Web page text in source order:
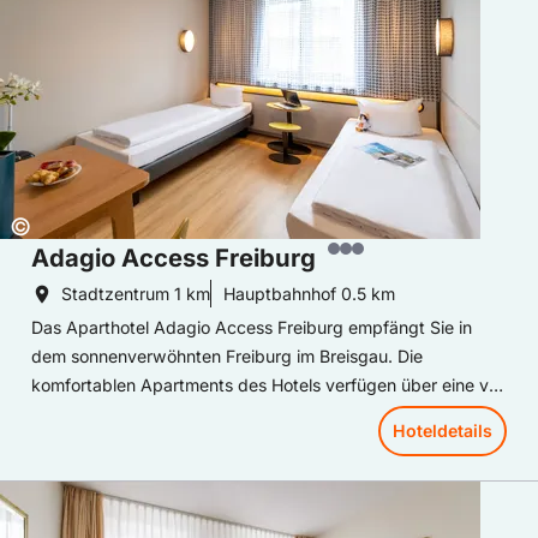
Copyright:
©
Adagio Access Freiburg
Stadtzentrum 1 km Hauptbahnhof 0.5 km
Das Aparthotel Adagio Access Freiburg empfängt Sie in
dem sonnenverwöhnten Freiburg im Breisgau. Die
komfortablen Apartments des Hotels verfügen über eine voll
ausgestatte Kitchenette und einen Wohnbereich. Kostenlos
WLAN steht Ihnen im gesamten Hotel zur Verfügung. Ein
Start in den Tag. Die Straßenbahnhaltestelle Komturpatz
liegt nur 5 Gehminuten vom Hotel entfernt und bietet eine
Hoteldetails
Hoteldetails: Novotel Freiburg Am Konzerthaus